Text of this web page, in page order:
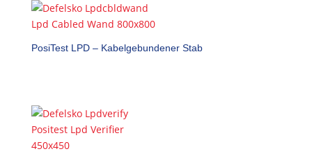
PosiTest LPD – Kabelgebundener Stab